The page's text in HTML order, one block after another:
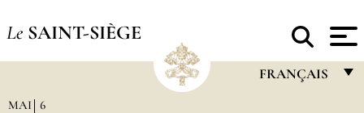
Le SAINT-SIÈGE
FRANÇAIS
MAI 6